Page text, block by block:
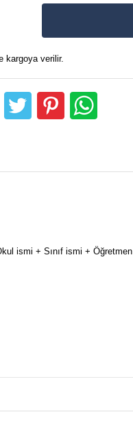
kargoya verilir.
ismi + Sınıf ismi +